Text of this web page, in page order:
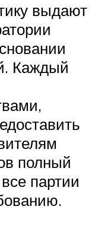
выдают
Каждый
полный
партии